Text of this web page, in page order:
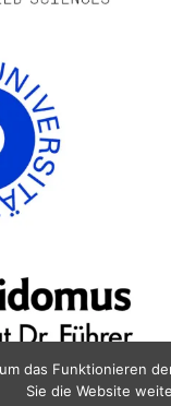
das Funktionieren
Sie die Website